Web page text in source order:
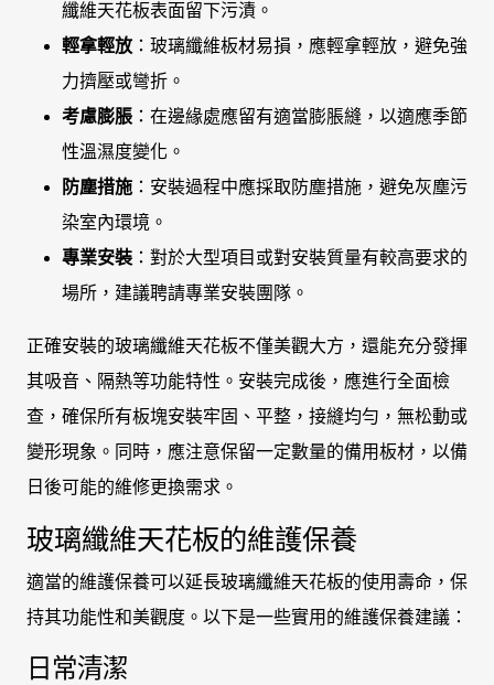
纖維天花板表面留下污漬。
輕拿輕放 ：玻璃纖維板材易損，應輕拿輕放，避免強
力擠壓或彎折。
考慮膨脹 ：在邊緣處應留有適當膨脹縫，以適應季節
性溫濕度變化。
防塵措施 ：安裝過程中應採取防塵措施，避免灰塵污
染室內環境。
專業安裝 ：對於大型項目或對安裝質量有較高要求的
場所，建議聘請專業安裝團隊。
正確安裝的玻璃纖維天花板不僅美觀大方，還能充分發揮
其吸音、隔熱等功能特性。安裝完成後，應進行全面檢
查，確保所有板塊安裝牢固、平整，接縫均勻，無松動或
變形現象。同時，應注意保留一定數量的備用板材，以備
日後可能的維修更換需求。
玻璃纖維天花板的維護保養
適當的維護保養可以延長玻璃纖維天花板的使用壽命，保
持其功能性和美觀度。以下是一些實用的維護保養建議：
日常清潔